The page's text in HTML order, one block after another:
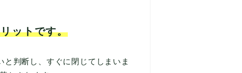
ットです。
判断し、すぐに閉じてしまいま